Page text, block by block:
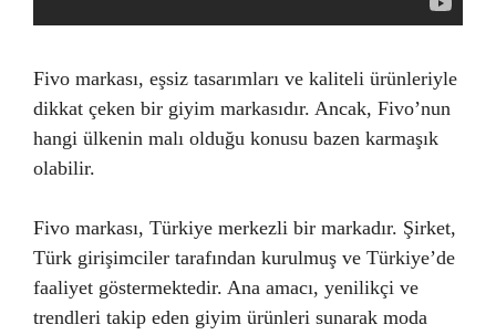
Fivo markası, eşsiz tasarımları ve kaliteli ürünleriyle
dikkat çeken bir giyim markasıdır. Ancak, Fivo’nun
hangi ülkenin malı olduğu konusu bazen karmaşık
olabilir.
Fivo markası, Türkiye merkezli bir markadır. Şirket,
Türk girişimciler tarafından kurulmuş ve Türkiye’de
faaliyet göstermektedir. Ana amacı, yenilikçi ve
trendleri takip eden giyim ürünleri sunarak moda